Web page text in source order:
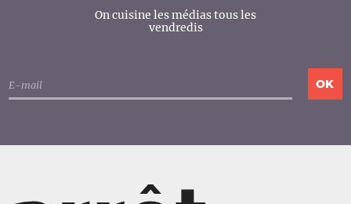
On cuisine les médias tous les
vendredis